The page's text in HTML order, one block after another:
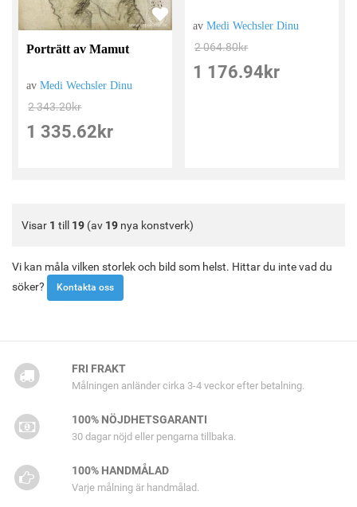
Porträtt av Mamut
avMedi Wechsler Dinu
2 343.20kr
1 335.62 kr
avMedi Wechsler Dinu
2 064.80kr
1 176.94 kr
Visar 1 till 19 (av 19 nya konstverk)
Vi kan måla vilken storlek och bild som helst. Hittar du inte vad du
söker?
Kontakta oss
FRI FRAKT
Målningen anländer cirka 3-4 veckor efter betalning.
100% NÖJDHETSGARANTI
30 dagar nöjd eller pengarna tillbaka.
100% HANDMÅLAD
Varje målning är handmålad.